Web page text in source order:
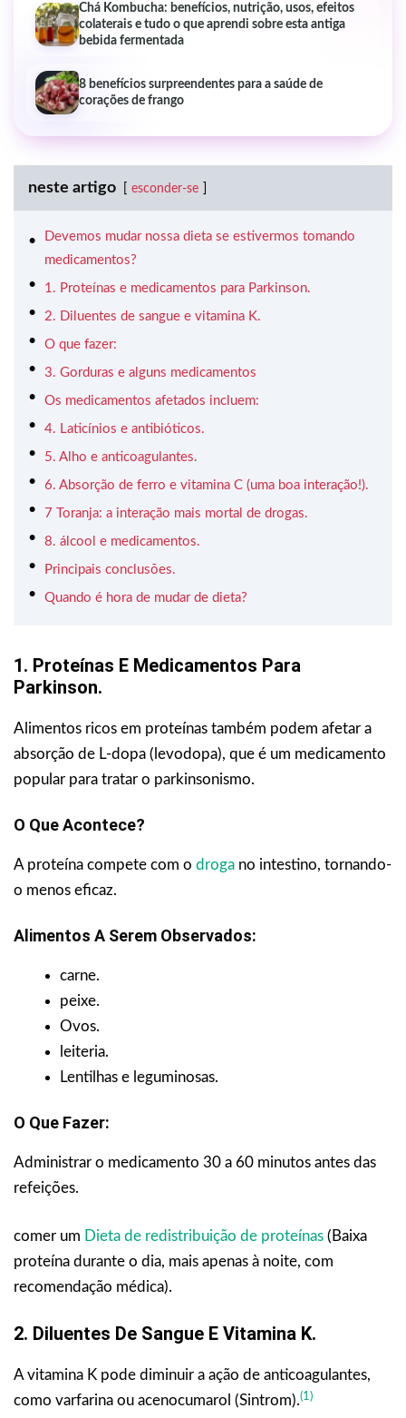
Chá Kombucha: benefícios, nutrição, usos, efeitos
colaterais e tudo o que aprendi sobre esta antiga
bebida fermentada
8 benefícios surpreendentes para a saúde de
corações de frango
neste artigo esconder-se
Devemos mudar nossa dieta se estivermos tomando
medicamentos?
1. Proteínas e medicamentos para Parkinson.
2. Diluentes de sangue e vitamina K.
O que fazer:
3. Gorduras e alguns medicamentos
Os medicamentos afetados incluem:
4. Laticínios e antibióticos.
5. Alho e anticoagulantes.
6. Absorção de ferro e vitamina C (uma boa interação!).
7 Toranja: a interação mais mortal de drogas.
8. álcool e medicamentos.
Principais conclusões.
Quando é hora de mudar de dieta?
1. Proteínas E Medicamentos Para
Parkinson.
Alimentos ricos em proteínas também podem afetar a
absorção de L-dopa (levodopa), que é um medicamento
popular para tratar o parkinsonismo.
O Que Acontece?
A proteína compete com o droga no intestino, tornando-
o menos eficaz.
Alimentos A Serem Observados:
carne.
peixe.
Ovos.
leiteria.
Lentilhas e leguminosas.
O Que Fazer:
Administrar o medicamento 30 a 60 minutos antes das
refeições.
comer um Dieta de redistribuição de proteínas (Baixa
proteína durante o dia, mais apenas à noite, com
recomendação médica).
2. Diluentes De Sangue E Vitamina K.
A vitamina K pode diminuir a ação de anticoagulantes,
como varfarina ou acenocumarol (Sintrom).(1)